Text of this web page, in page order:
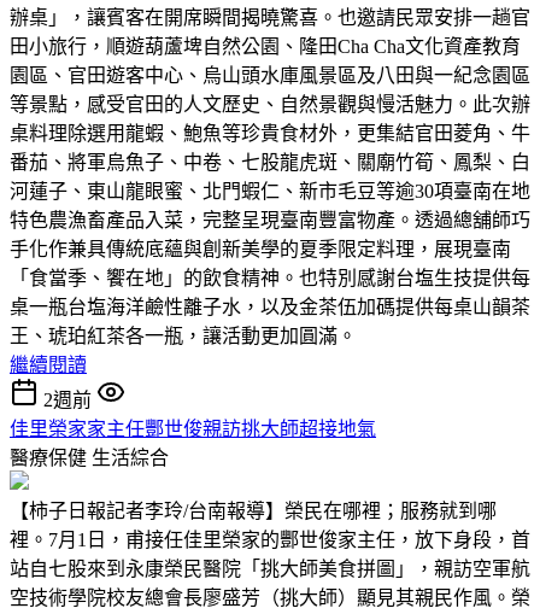
辦桌」，讓賓客在開席瞬間揭曉驚喜。也邀請民眾安排一趟官
田小旅行，順遊葫蘆埤自然公園、隆田Cha Cha文化資產教育
園區、官田遊客中心、烏山頭水庫風景區及八田與一紀念園區
等景點，感受官田的人文歷史、自然景觀與慢活魅力。此次辦
桌料理除選用龍蝦、鮑魚等珍貴食材外，更集結官田菱角、牛
番茄、將軍烏魚子、中卷、七股龍虎斑、關廟竹筍、鳳梨、白
河蓮子、東山龍眼蜜、北門蝦仁、新市毛豆等逾30項臺南在地
特色農漁畜產品入菜，完整呈現臺南豐富物產。透過總舖師巧
手化作兼具傳統底蘊與創新美學的夏季限定料理，展現臺南
「食當季、饗在地」的飲食精神。也特別感謝台塩生技提供每
桌一瓶台塩海洋鹼性離子水，以及金茶伍加碼提供每桌山韻茶
王、琥珀紅茶各一瓶，讓活動更加圓滿。
繼續閱讀
2週前
佳里榮家家主任酆世俊親訪挑大師超接地氣
醫療保健 生活綜合
【柿子日報記者李玲/台南報導】榮民在哪裡；服務就到哪
裡。7月1日，甫接任佳里榮家的酆世俊家主任，放下身段，首
站自七股來到永康榮民醫院「挑大師美食拼圖」，親訪空軍航
空技術學院校友總會長廖盛芳（挑大師）顯見其親民作風。榮